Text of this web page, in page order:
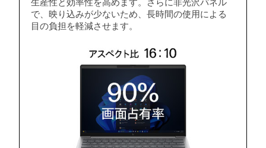
で、映り込みが少ないため、長時間の使用による
目の負担を軽減させます。